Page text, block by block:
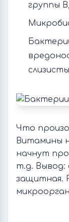
группы
Что
Витамины
начнут
т.д. Вывод:
защитная.